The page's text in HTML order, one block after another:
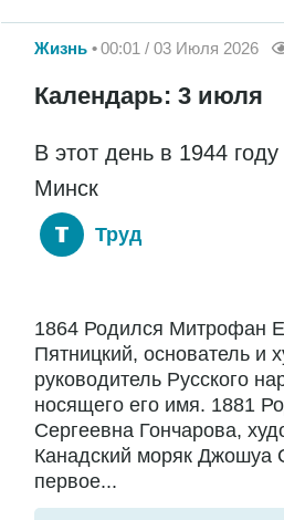
Жизнь 00:01 / 03 Июля 2026
Календарь: 3 июля
В этот день в 1944
Минск
Труд
1864 Родился Митрофан
Пятницкий, основатель и
руководитель Русского
носящего его имя. 1881
Сергеевна Гончарова,
Канадский моряк Джошуа
первое...